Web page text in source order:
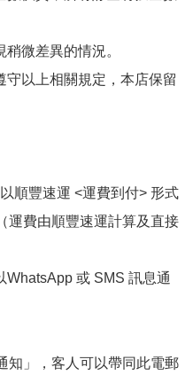
微差異的情況。
以上相關規定，本店保留
順豐速運 <運費到付> 形式
運費由順豐速運計算及直接
WhatsApp 或 SMS 訊息通
知」，客人可以帶同此電郵